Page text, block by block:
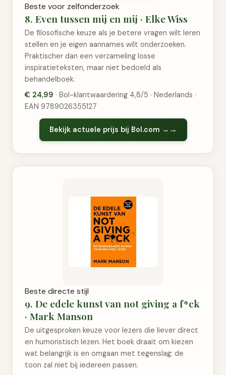
Beste voor zelfonderzoek
8. Even tussen mij en mij · Elke Wiss
De filosofische keuze als je betere vragen wilt leren
stellen en je eigen aannames wilt onderzoeken.
Praktischer dan een verzameling losse
inspiratieteksten, maar niet bedoeld als
behandelboek.
€ 24,99 · Bol-klantwaardering 4,8/5 · Nederlands ·
EAN 9789026355127
Bekijk actuele prijs bij Bol.com →
Beste directe stijl
9. De edele kunst van not giving a f*ck
· Mark Manson
De uitgesproken keuze voor lezers die liever direct
en humoristisch lezen. Het boek draait om kiezen
wat belangrijk is en omgaan met tegenslag; de
toon zal niet bij iedereen passen.